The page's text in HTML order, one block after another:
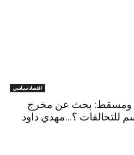
اقتصاد سياسي
ومسقط: بحث عن مخرج
للتحالفات ؟…مهدي داود